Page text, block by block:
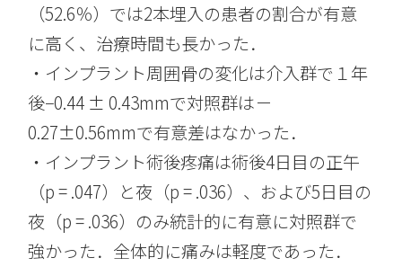
（52.6％）では2本埋入の患者の割合が有意
に高く、治療時間も長かった．
・インプラント周囲骨の変化は介入群で１年
後−0.44 ± 0.43mmで対照群は－
0.27±0.56mmで有意差はなかった．
・インプラント術後疼痛は術後4日目の正午
（p = .047）と夜（p = .036）、および5日目の
夜（p = .036）のみ統計的に有意に対照群で
強かった．全体的に痛みは軽度であった．